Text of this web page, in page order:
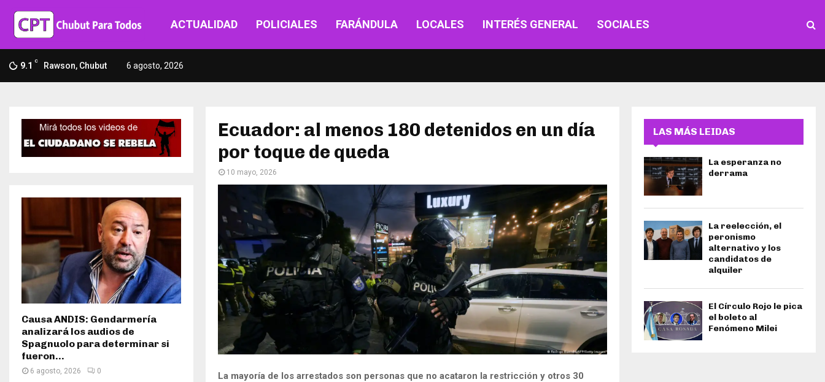
ACTUALIDAD POLICIALES FARÁNDULA LOCALES INTERÉS GENERAL SOCIALES
9.1 C Rawson, Chubut 6 agosto, 2026
Ecuador: al menos 180 detenidos en un día
por toque de queda
10 mayo, 2026
La mayoría de los arrestados son personas que no acataron la restricción y otros 30
Causa ANDIS: Gendarmería
analizará los audios de
Spagnuolo para determinar si
fueron...
6 agosto, 2026 0
LAS MÁS LEIDAS
La esperanza no
derrama
La reelección, el
peronismo
alternativo y los
candidatos de
alquiler
El Círculo Rojo le pica
el boleto al
Fenómeno Milei